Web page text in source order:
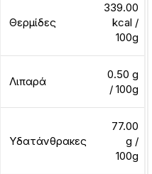
Θερμίδες
339.00
kcal /
100g
Λιπαρά
0.50 g
/ 100g
Υδατάνθρακες
77.00
g /
100g